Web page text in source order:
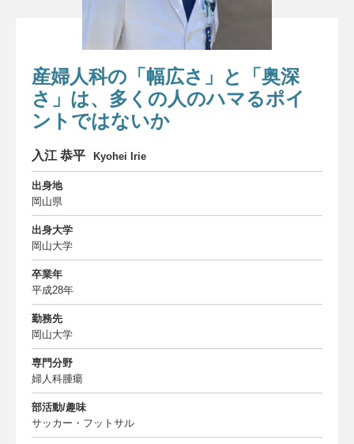
お問い合わせ
Contact
ダウンロード
Download
THANKS
サイトマップ
Site map
産婦人科の「幅広さ」と「奥深
さ」は、多くの人のハマるポイ
ントではないか
入江 恭平 Kyohei Irie
出身地
岡山県
出身大学
岡山大学
卒業年
平成28年
勤務先
岡山大学
専門分野
婦人科腫瘍
部活動/趣味
サッカー・フットサル